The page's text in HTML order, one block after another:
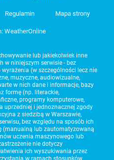
Regulamin Mapa strony
WeatherOnline
lub jakiekolwiek inne
w niniejszym serwisie - bez
(w szczególności lecz nie
muzyczne, audiowizualne,
w nich dane i informacje, bazy
formę (np. literackie,
programy komputerowe,
uprzedniej i jednoznacznej zgody
z siedzibą w Warszawie,
bez względu na sposób ich
(manualną lub zautomatyzowaną
uczenia maszynowego lub
nie dotyczy
ich wyszukiwania przez
w ramach stosunków